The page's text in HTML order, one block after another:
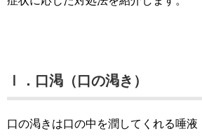
Ⅰ．口渇（口の渇き）
口の渇きは口の中を潤してくれる唾